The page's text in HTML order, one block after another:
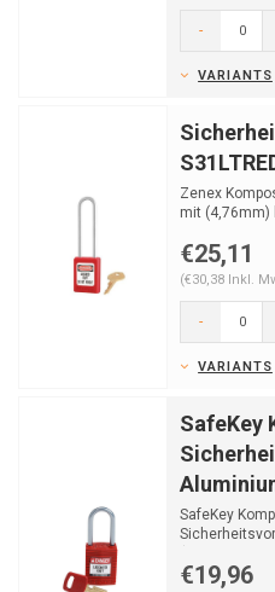
-
VARIANTS
Zenex
mit (4,76mm)
€25,11
(€30,38 Inkl.
-
VARIANTS
SafeKey
SafeKey
€19,96